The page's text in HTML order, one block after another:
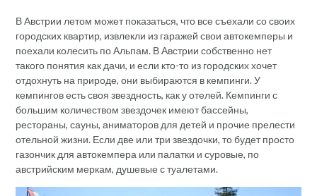
В Австрии летом может показаться, что все съехали со своих
городских квартир, извлекли из гаражей свои автокемперы и
поехали колесить по Альпам. В Австрии собственно нет
такого понятия как дачи, и если кто-то из городских хочет
отдохнуть на природе, они выбираются в кемпинги. У
кемпингов есть своя звездность, как у отелей. Кемпинги с
большим количеством звездочек имеют бассейны,
рестораны, сауны, аниматоров для детей и прочие прелести
отельной жизни. Если две или три звездочки, то будет просто
газончик для автокемпера или палатки и суровые, по
австрийским меркам, душевые с туалетами.